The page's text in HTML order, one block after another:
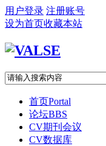
用户登录 注册账号
设为首页收藏本站
首页Portal
论坛BBS
CV期刊会议
CV数据库